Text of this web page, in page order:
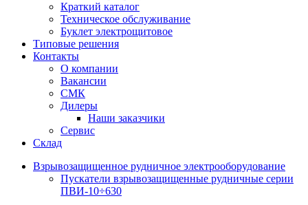
Краткий каталог
Техническое обслуживание
Буклет электрощитовое
Типовые решения
Контакты
О компании
Вакансии
СМК
Дилеры
Наши заказчики
Сервис
Склад
Взрывозащищенное рудничное электрооборудование
Пускатели взрывозащищенные рудничные серии
ПВИ-10÷630